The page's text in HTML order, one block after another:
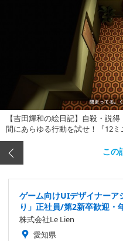
【吉田輝和の絵日記】自殺・説
間にあらゆる行動を試せ！『12ミ
この
ゲーム向けUIデザイナーア
り」正社員/第2新卒歓迎・
株式会社Le Lien
愛知県